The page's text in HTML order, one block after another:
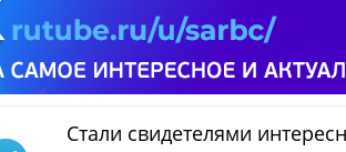
Стали свидетелями